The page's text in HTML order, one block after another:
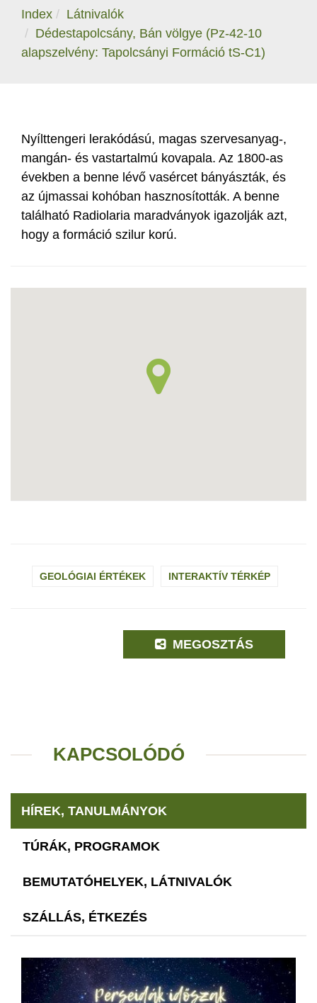
Index
Látnivalók
Dédestapolcsány, Bán völgye (Pz-42-10
alapszelvény: Tapolcsányi Formáció tS-C1)
Nyílttengeri lerakódású, magas szervesanyag-,
mangán- és vastartalmú kovapala. Az 1800-as
években a benne lévő vasércet bányászták, és
az újmassai kohóban hasznosították. A benne
található Radiolaria maradványok igazolják azt,
hogy a formáció szilur korú.
GEOLÓGIAI ÉRTÉKEK INTERAKTÍV TÉRKÉP
MEGOSZTÁS
KAPCSOLÓDÓ
HÍREK, TANULMÁNYOK
TÚRÁK, PROGRAMOK
BEMUTATÓHELYEK, LÁTNIVALÓK
SZÁLLÁS, ÉTKEZÉS